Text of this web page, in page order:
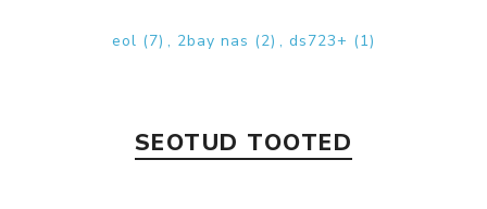
eol (7) , 2bay nas (2) , ds723+ (1)
SEOTUD TOOTED